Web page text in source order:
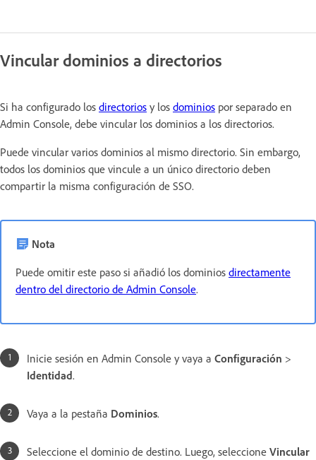
Vincular dominios a directorios
Si ha configurado los directorios y los dominios por separado en
Admin Console, debe vincular los dominios a los directorios.
Puede vincular varios dominios al mismo directorio. Sin embargo,
todos los dominios que vincule a un único directorio deben
compartir la misma configuración de SSO.
Nota
Puede omitir este paso si añadió los dominios directamente
dentro del directorio de Admin Console.
Inicie sesión en Admin Console y vaya a Configuración >
Identidad.
Vaya a la pestaña Dominios.
Seleccione el dominio de destino. Luego, seleccione Vincular